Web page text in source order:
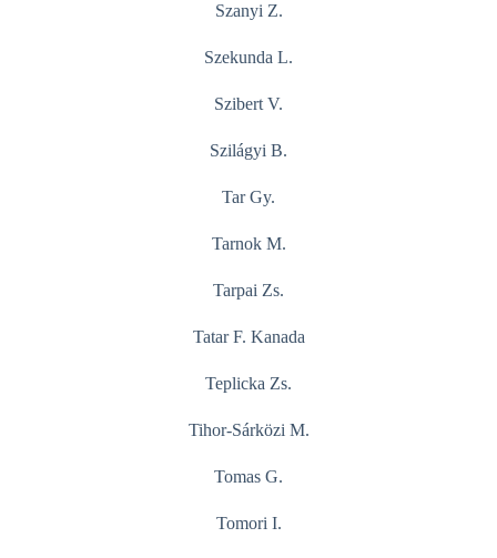
Szanyi Z.
Szekunda L.
Szibert V.
Szilágyi B.
Tar Gy.
Tarnok M.
Tarpai Zs.
Tatar F. Kanada
Teplicka Zs.
Tihor-Sárközi M.
Tomas G.
Tomori I.